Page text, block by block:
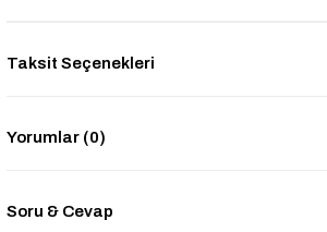
Taksit Seçenekleri
Yorumlar (0)
Soru & Cevap